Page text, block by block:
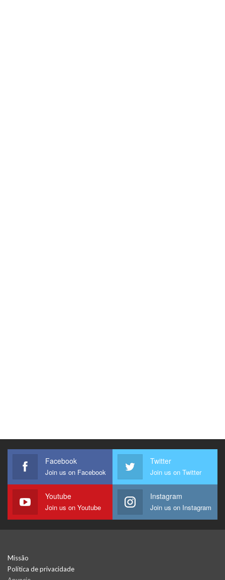
Facebook
Join us on Facebook
Twitter
Join us on Twitter
Youtube
Join us on Youtube
Instagram
Join us on Instagram
Missão
Política de privacidade